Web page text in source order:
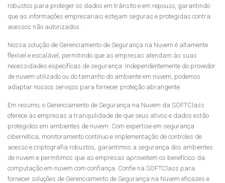
robustos para proteger os dados em trânsito e em repouso, garantindo
que as informações empresariais estejam seguras e protegidas contra
acessos não autorizados.
Nossa solução de Gerenciamento de Segurança na Nuvem é altamente
flexível e escalável, permitindo que as empresas atendam às suas
necessidades específicas de segurança. Independentemente do provedor
de nuvem utilizado ou do tamanho do ambiente em nuvem, podemos
adaptar nossos serviços para fornecer proteção abrangente.
Em resumo, o Gerenciamento de Segurança na Nuvem da SOFTClass
oferece às empresas a tranquilidade de que seus ativos e dados estão
protegidos em ambientes de nuvem. Com expertise em segurança
cibernética, monitoramento contínuo e implementação de controles de
acesso e criptografia robustos, garantimos a segurança dos ambientes
de nuvem e permitimos que as empresas aproveitem os benefícios da
computação em nuvem com confiança. Confie na SOFTClass para
fornecer soluções de Gerenciamento de Segurança na Nuvem eficazes e